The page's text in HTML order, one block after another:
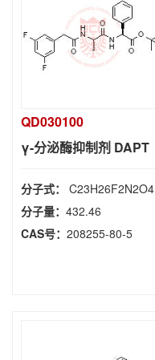
QD030100
γ-分泌酶抑制剂 DAPT
分子式： C23H26F2N2O4
分子量： 432.46
CAS号： 208255-80-5